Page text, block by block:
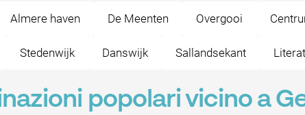
Almere haven De Meenten Overgooi
Stedenwijk Danswijk Sallandsekant
popolari vicino a